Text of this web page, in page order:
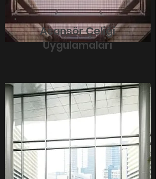
Asansör Çeliği
Uygulamaları